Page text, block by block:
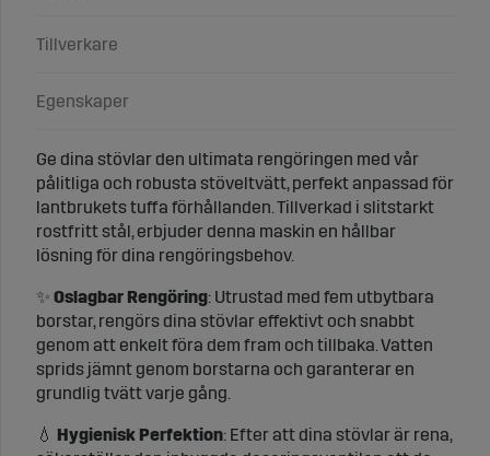
Tillverkare
Egenskaper
Ge dina stövlar den ultimata rengöringen med vår
pålitliga och robusta stöveltvätt, perfekt anpassad för
lantbrukets tuffa förhållanden. Tillverkad i slitstarkt
rostfritt stål, erbjuder denna maskin en hållbar
lösning för dina rengöringsbehov.
✨ Oslagbar Rengöring: Utrustad med fem utbytbara
borstar, rengörs dina stövlar effektivt och snabbt
genom att enkelt föra dem fram och tillbaka. Vatten
sprids jämnt genom borstarna och garanterar en
grundlig tvätt varje gång.
💧 Hygienisk Perfektion: Efter att dina stövlar är rena,